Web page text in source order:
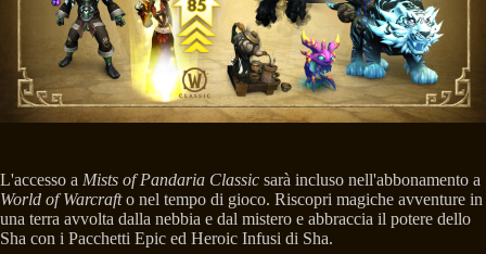
L'accesso a Mists of Pandaria Classic sarà incluso nell'abbonamento a
World of Warcrafto nel tempo di gioco. Riscopri magiche avventure in
una terra avvolta dalla nebbia e dal mistero e abbraccia il potere dello
Sha con i Pacchetti Epic ed Heroic Infusi di Sha.